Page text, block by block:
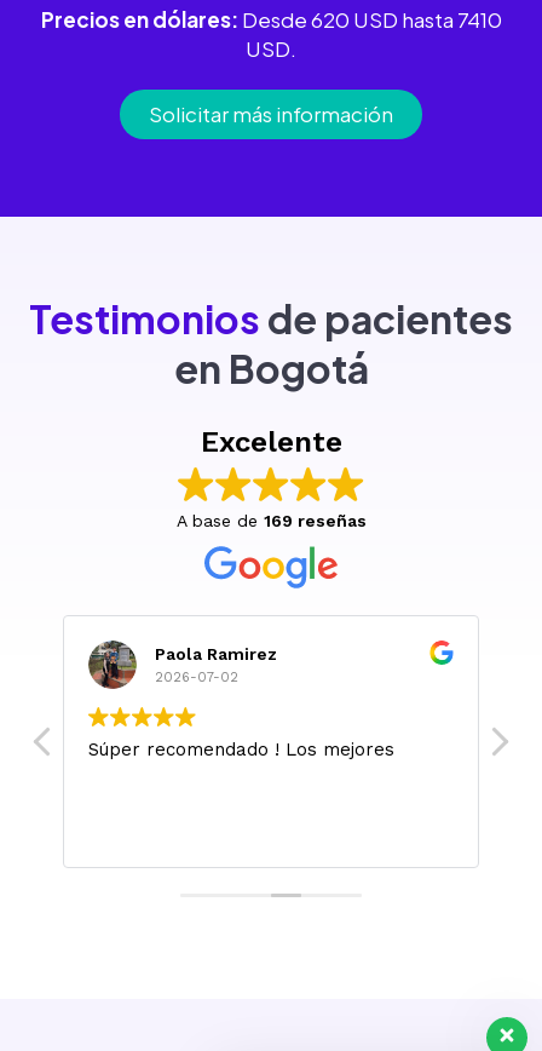
Precios en dólares: Desde 620 USD hasta 7410
USD.
Solicitar más información
Testimonios de pacientes
en Bogotá
Excelente
A base de 169 reseñas
Paola Ramirez
2026-07-02
Súper recomendado ! Los mejores